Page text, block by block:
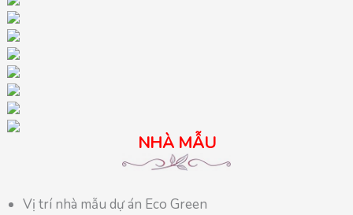
NHÀ MẪU
Vị trí nhà mẫu dự án Eco Green